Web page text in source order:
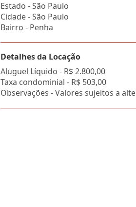
Estado -São Paulo
Cidade -São Paulo
Bairro - Penha
Detalhes da Locação
Aluguel Líquido - R$ 2.800,00
Taxa condominial - R$ 503,00
Observações - Valores sujeitos a